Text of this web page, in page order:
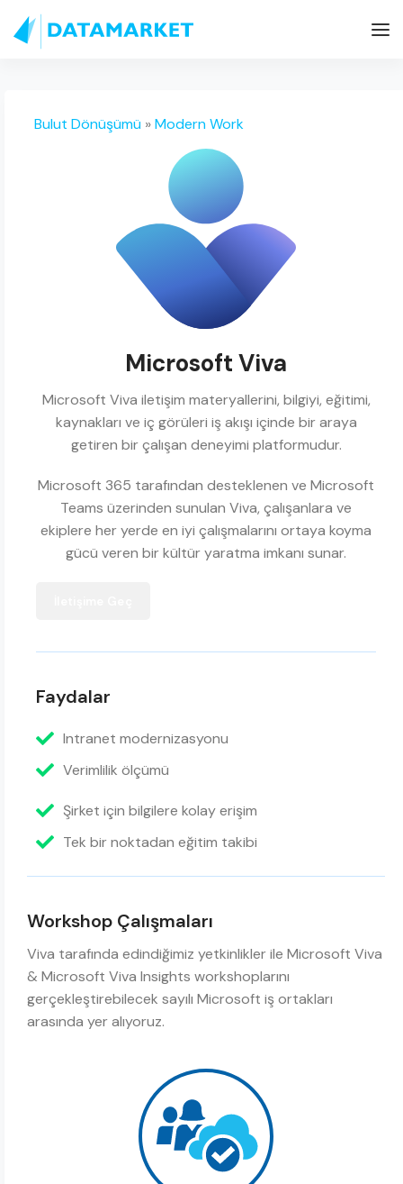
Bulut Dönüşümü »Modern Work
Microsoft Viva
Microsoft Viva iletişim materyallerini, bilgiyi, eğitimi,
kaynakları ve iç görüleri iş akışı içinde bir araya
getiren bir çalışan deneyimi platformudur.
Microsoft 365 tarafından desteklenen ve Microsoft
Teams üzerinden sunulan Viva, çalışanlara ve
ekiplere her yerde en iyi çalışmalarını ortaya koyma
gücü veren bir kültür yaratma imkanı sunar.
Faydalar
Intranet modernizasyonu
Verimlilik ölçümü
Şirket için bilgilere kolay erişim
Tek bir noktadan eğitim takibi
Workshop Çalışmaları
Viva tarafında edindiğimiz yetkinlikler ile Microsoft Viva
& Microsoft Viva Insights workshoplarını
gerçekleştirebilecek sayılı Microsoft iş ortakları
arasında yer alıyoruz.